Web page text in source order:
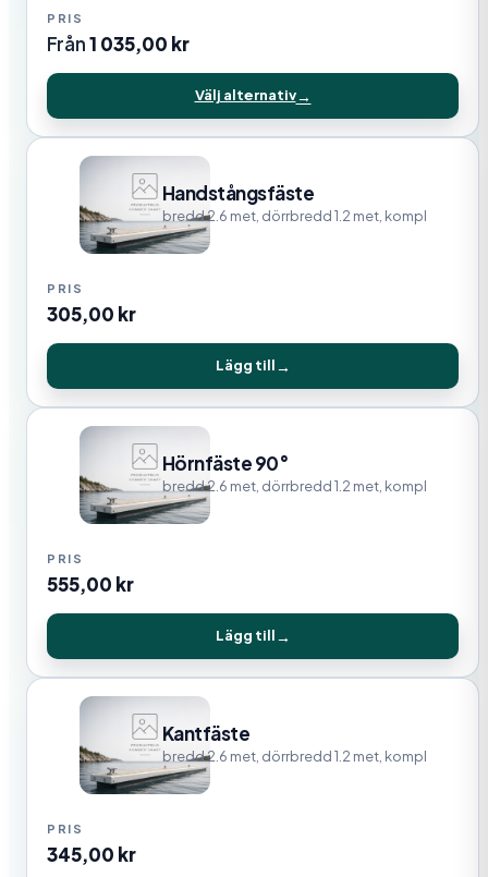
Från1 035,00 kr
Välj alternativ
Handstångsfäste
bredd 2.6 met, dörrbredd 1.2 met, kompl
305,00 kr
Lägg till
Hörnfäste 90°
bredd 2.6 met, dörrbredd 1.2 met, kompl
555,00 kr
Lägg till
Kantfäste
bredd 2.6 met, dörrbredd 1.2 met, kompl
345,00 kr